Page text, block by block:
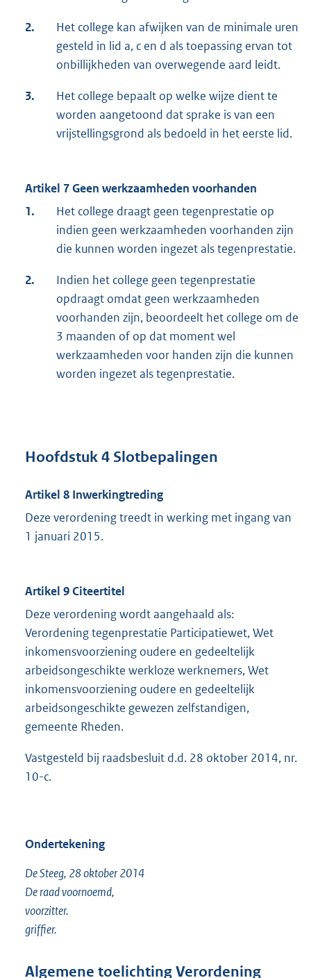
2.
Het college kan afwijken van de minimale uren
gesteld in lid a, c en d als toepassing ervan tot
onbillijkheden van overwegende aard leidt.
3.
Het college bepaalt op welke wijze dient te
worden aangetoond dat sprake is van een
vrijstellingsgrond als bedoeld in het eerste lid.
Artikel 7 Geen werkzaamheden voorhanden
1.
Het college draagt geen tegenprestatie op
indien geen werkzaamheden voorhanden zijn
die kunnen worden ingezet als tegenprestatie.
2.
Indien het college geen tegenprestatie
opdraagt omdat geen werkzaamheden
voorhanden zijn, beoordeelt het college om de
3 maanden of op dat moment wel
werkzaamheden voor handen zijn die kunnen
worden ingezet als tegenprestatie.
Hoofdstuk 4 Slotbepalingen
Artikel 8 Inwerkingtreding
Deze verordening treedt in werking met ingang van
1 januari 2015.
Artikel 9 Citeertitel
Deze verordening wordt aangehaald als:
Verordening tegenprestatie Participatiewet, Wet
inkomensvoorziening oudere en gedeeltelijk
arbeidsongeschikte werkloze werknemers, Wet
inkomensvoorziening oudere en gedeeltelijk
arbeidsongeschikte gewezen zelfstandigen,
gemeente Rheden.
Vastgesteld bij raadsbesluit d.d. 28 oktober 2014, nr.
10-c.
Ondertekening
De Steeg, 28 oktober 2014
De raad voornoemd,
voorzitter.
griffier.
Algemene toelichting Verordening